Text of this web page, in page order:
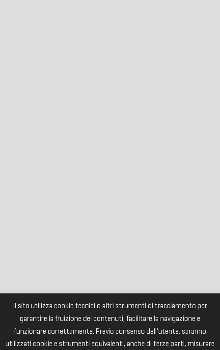
Il sito utilizza cookie tecnici o altri strumenti di tracciamento per
garantire la fruizione dei contenuti, facilitare la navigazione e
funzionare correttamente. Previo consenso dell'utente, saranno
utilizzati cookie e strumenti equivalenti, anche di terze parti, misurare